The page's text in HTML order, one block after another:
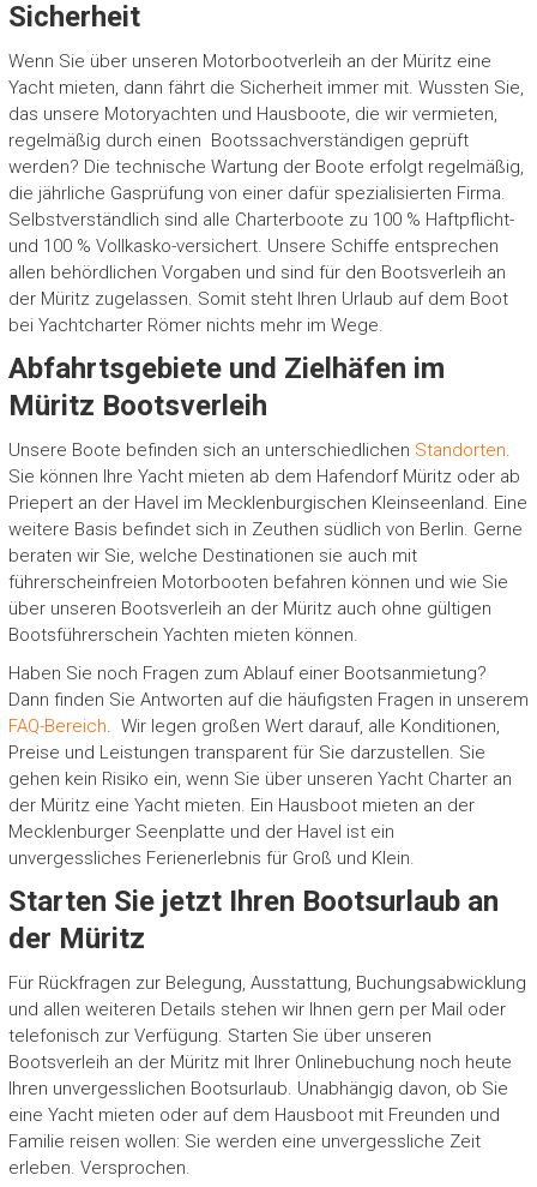
Sicherheit
Wenn Sie über unseren Motorbootverleih an der Müritz eine
Yacht mieten, dann fährt die Sicherheit immer mit. Wussten Sie,
das unsere Motoryachten und Hausboote, die wir vermieten,
regelmäßig durch einen Bootssachverständigen geprüft
werden? Die technische Wartung der Boote erfolgt regelmäßig,
die jährliche Gasprüfung von einer dafür spezialisierten Firma.
Selbstverständlich sind alle Charterboote zu 100 % Haftpflicht-
und 100 % Vollkasko-versichert. Unsere Schiffe entsprechen
allen behördlichen Vorgaben und sind für den Bootsverleih an
der Müritz zugelassen. Somit steht Ihren Urlaub auf dem Boot
bei Yachtcharter Römer nichts mehr im Wege.
Abfahrtsgebiete und Zielhäfen im
Müritz Bootsverleih
Unsere Boote befinden sich an unterschiedlichen Standorten.
Sie können Ihre Yacht mieten ab dem Hafendorf Müritz oder ab
Priepert an der Havel im Mecklenburgischen Kleinseenland. Eine
weitere Basis befindet sich in Zeuthen südlich von Berlin. Gerne
beraten wir Sie, welche Destinationen sie auch mit
führerscheinfreien Motorbooten befahren können und wie Sie
über unseren Bootsverleih an der Müritz auch ohne gültigen
Bootsführerschein Yachten mieten können.
Haben Sie noch Fragen zum Ablauf einer Bootsanmietung?
Dann finden Sie Antworten auf die häufigsten Fragen in unserem
FAQ-Bereich. Wir legen großen Wert darauf, alle Konditionen,
Preise und Leistungen transparent für Sie darzustellen. Sie
gehen kein Risiko ein, wenn Sie über unseren Yacht Charter an
der Müritz eine Yacht mieten. Ein Hausboot mieten an der
Mecklenburger Seenplatte und der Havel ist ein
unvergessliches Ferienerlebnis für Groß und Klein.
Starten Sie jetzt Ihren Bootsurlaub an
der Müritz
Für Rückfragen zur Belegung, Ausstattung, Buchungsabwicklung
und allen weiteren Details stehen wir Ihnen gern per Mail oder
telefonisch zur Verfügung. Starten Sie über unseren
Bootsverleih an der Müritz mit Ihrer Onlinebuchung noch heute
Ihren unvergesslichen Bootsurlaub. Unabhängig davon, ob Sie
eine Yacht mieten oder auf dem Hausboot mit Freunden und
Familie reisen wollen: Sie werden eine unvergessliche Zeit
erleben. Versprochen.